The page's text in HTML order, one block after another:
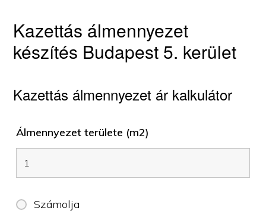
Kazettás álmennyezet
készítés Budapest 5. kerület
Kazettás álmennyezet ár kalkulátor
Álmennyezet területe (m2)
Számolja